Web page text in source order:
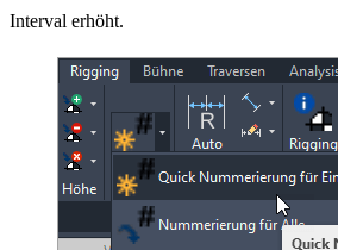
Interval erhöht.